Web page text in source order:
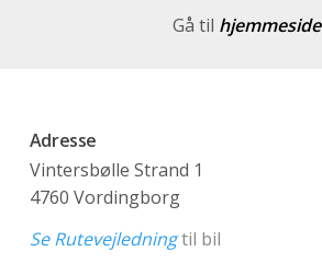
Gå til hjemmeside
Adresse
Vintersbølle Strand 1
4760 Vordingborg
Se Rutevejledningtil bil